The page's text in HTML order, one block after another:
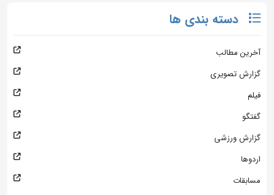
دسته بندی ها
آخرین مطالب
گزارش تصویری
فیلم
گفتگو
گزارش ورزشی
اردوها
مسابقات